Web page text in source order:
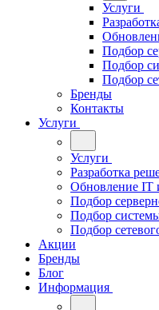
Услуги
Подбор
Подбор
Подбор
Бренды
Контакты
Услуги
Услуги
Разработка
Обновление IT
Подбор
Подбор
Подбор
Акции
Бренды
Блог
Информация